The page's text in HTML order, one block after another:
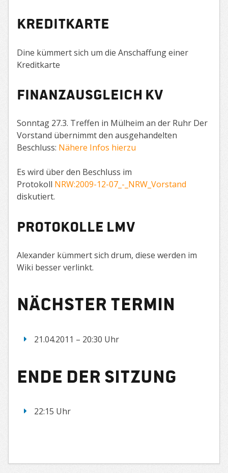
Kreditkarte
Dine kümmert sich um die Anschaffung einer
Kreditkarte
Finanzausgleich KV
Sonntag 27.3. Treffen in Mülheim an der Ruhr Der
Vorstand übernimmt den ausgehandelten
Beschluss: Nähere Infos hierzu
Es wird über den Beschluss im
Protokoll NRW:2009-12-07_-_NRW_Vorstand
diskutiert.
Protokolle LMV
Alexander kümmert sich drum, diese werden im
Wiki besser verlinkt.
Nächster Termin
21.04.2011 – 20:30 Uhr
Ende der Sitzung
22:15 Uhr